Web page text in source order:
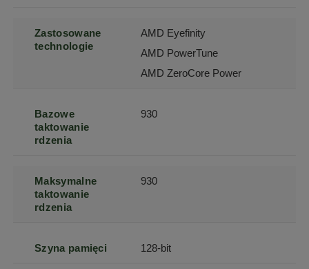
Zastosowane
technologie
AMD Eyefinity
AMD PowerTune
AMD ZeroCore Power
Bazowe
taktowanie
rdzenia
930
Maksymalne
taktowanie
rdzenia
930
Szyna pamięci 128-bit